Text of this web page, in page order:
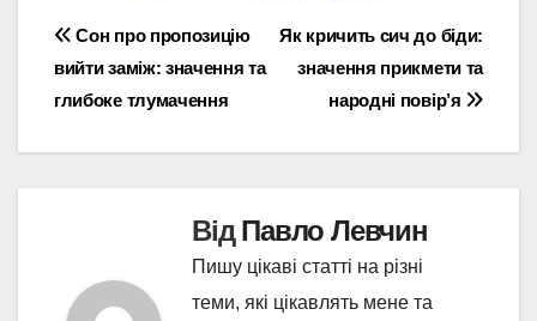
Навігація
записів
Як кричить сич до біди:
значення прикмети та
народні повір’я
Сон про пропозицію
вийти заміж: значення та
глибоке тлумачення
ВідПавло Левчин
Пишу цікаві статті на різні
теми, які цікавлять мене та